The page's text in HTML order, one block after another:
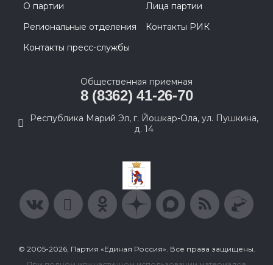
О партии
Лица партии
Региональные отделения
Контакты РИК
Контакты пресс-службы
Общественная приемная
8 (8362) 41-26-70
Республика Марий Эл, г. Йошкар-Ола, ул. Пушкина,
д. 14
© 2005-2026, Партия «Единая Россия». Все права защищены.